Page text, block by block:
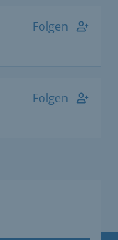
Folgen
Folgen